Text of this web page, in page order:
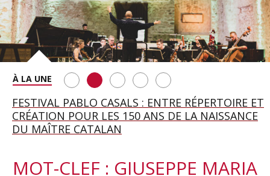
SAINT FRANÇOIS D’ASSISE À SALZBOURG, UNE
SOIRÉE IMMENSE PORTÉE PAR ROMEO
CASTELLUCCI ET MAXIME PASCAL
FESTIVAL PABLO CASALS : ENTRE RÉPERTOIRE ET
CRÉATION POUR LES 150 ANS DE LA NAISSANCE
DU MAÎTRE CATALAN
A BAYREUTH, LE 150E ANNIVERSAIRE DU RING
WAGNÉRIEN GÉNÉRÉ PAR L’IA
BETSY JOLAS FÊTE SON CENTIÈME
ANNIVERSAIRE
GEORGE BENJAMIN : « MES PARENTS AVAIENT
CETTE EXIGENCE DE L’OBJET CISELÉ »
MOT-CLEF : GIUSEPPE MARIA